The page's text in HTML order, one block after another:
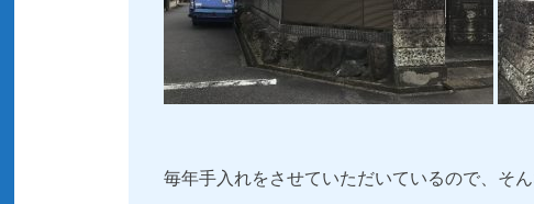
毎年手入れをさせていただいているので、そ